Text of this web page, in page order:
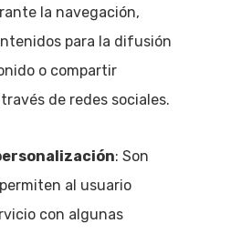
la navegación,
para la difusión
o compartir
de redes sociales.
: Son
al usuario
con algunas